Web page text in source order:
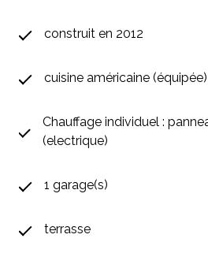
construit en 2012
cuisine américaine (équipée)
Chauffage individuel :
(electrique)
1 garage(s)
terrasse